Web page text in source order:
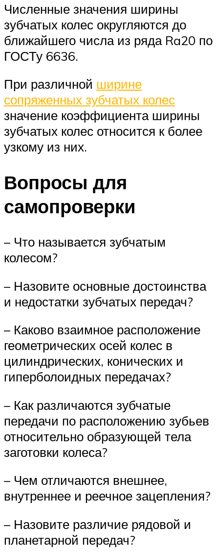
Численные значения ширины
зубчатых колес округляются до
ближайшего числа из ряда Ra20 по
ГОСТу 6636.
При различной ширине
сопряженных зубчатых колес
значение коэффициента ширины
зубчатых колес относится к более
узкому из них.
Вопросы для
самопроверки
– Что называется зубчатым
колесом?
– Назовите основные достоинства
и недостатки зубчатых передач?
– Каково взаимное расположение
геометрических осей колес в
цилиндрических, конических и
гиперболоидных передачах?
– Как различаются зубчатые
передачи по расположению зубьев
относительно образующей тела
заготовки колеса?
– Чем отличаются внешнее,
внутреннее и реечное зацепления?
– Назовите различие рядовой и
планетарной передач?